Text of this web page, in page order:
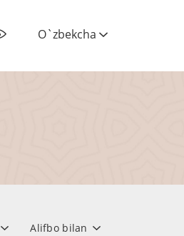
O`zbekcha
Alifbo bilan